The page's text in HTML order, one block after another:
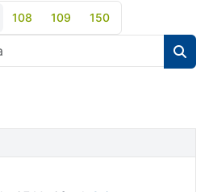
108 109 150